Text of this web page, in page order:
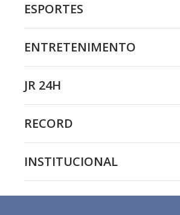
ESPORTES
ENTRETENIMENTO
JR 24H
RECORD
INSTITUCIONAL